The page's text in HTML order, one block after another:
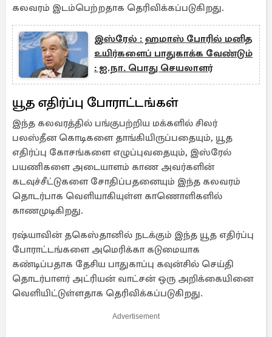
கலவரம் இடம்பெற்றதாக தெரிவிக்கப்படுகிறது.
இஸ்ரேல் : ஹமாஸ் போரில் மனித
உயிர்களைப் பாதுகாக்க வேண்டும்
: ஐ.நா. பொது செயலாளர்
யூத எதிர்ப்பு போராட்டங்கள்
இந்த கலவரத்தில் பங்குபற்றிய மக்களில் சிலர்
பலஸ்தீன கொடிகளை தாங்கியிருப்பதையும், யூத
எதிர்ப்பு கோசங்களை எழுப்புவதையும், இஸ்ரேல்
பயணிகளை அடையாளம் காண அவர்களின்
கடவுச்சீட்டுகளை சோதிப்பதனையும் இந்த கலவரம்
தொடர்பாக வெளியாகியுள்ள காணொளிகளில்
காணமுடிகிறது.
ரஷ்யாவின் தகெஸ்தானில் நடக்கும் இந்த யூத எதிர்ப்பு
போராட்டங்களை அமெரிக்கா கடுமையாக
கண்டிப்பதாக தேசிய பாதுகாப்பு கவுன்சில் செய்தி
தொடர்பாளர் அட்ரியன் வாட்சன் ஒரு அறிக்கையினை
வெளியிட்டுள்ளதாக தெரிவிக்கப்படுகிறது.
Advertisement